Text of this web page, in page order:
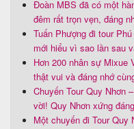
Đoàn MBS đã có một
đêm rất trọn vẹn, đáng
Tuấn Phượng đi tour
mới hiểu vì sao lần sau
Hơn 200 nhân sự Mixue
thật vui và đáng nhớ
Chuyến Tour Quy Nhơn
vời! Quy Nhơn xứng
Một chuyến đi Tour Quy